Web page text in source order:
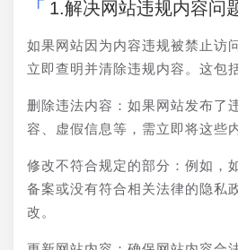
1.解决网站违规内容问
如果网站因为内容违规被禁止访
立即查明并清除违规内容。这包
删除违法内容：如果网站发布了
容、虚假信息等，需立即将这些
修改不符合规定的部分：例如，
备案或没有符合相关法律的隐私
改。